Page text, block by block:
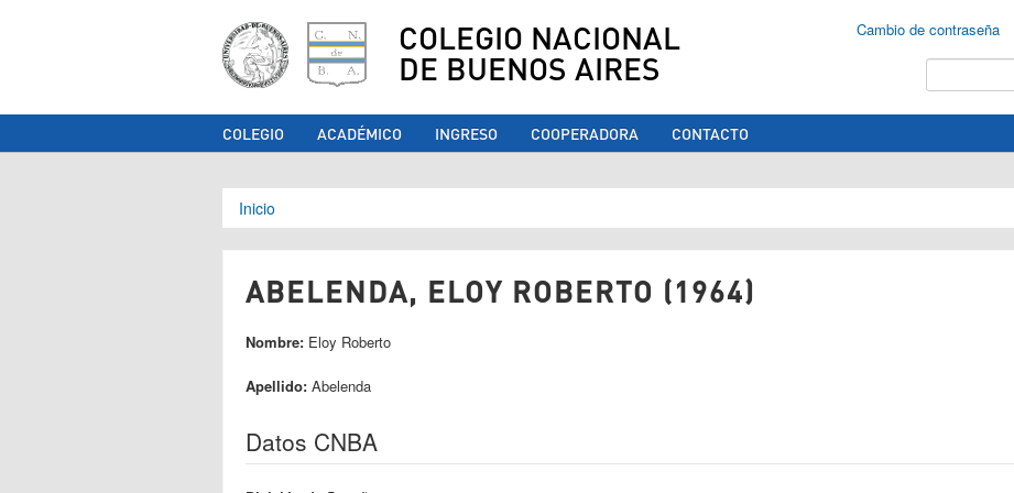
COLEGIO NACIONAL
DE BUENOS AIRES
Cambio de contraseña
COLEGIO ACADÉMICO INGRESO COOPERADORA CONTACTO
Se encuentra usted aquí
Inicio
ABELENDA, ELOY ROBERTO (1964)
Nombre: Eloy Roberto
Apellido: Abelenda
Datos CNBA